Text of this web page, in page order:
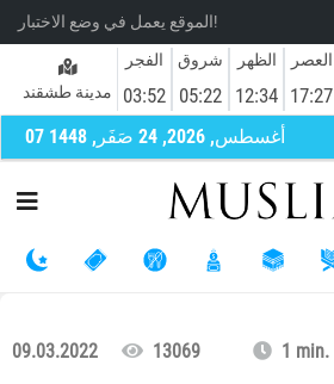
الموقع يعمل في وضع الاختبار!
مدينة طشقند
الفجر
03:52
شروق
05:22
الظهر
12:34
العصر
17:27
07 أغسطس, 2026, 24 صَفَر, 1448
09.03.2022 13069 1 min.